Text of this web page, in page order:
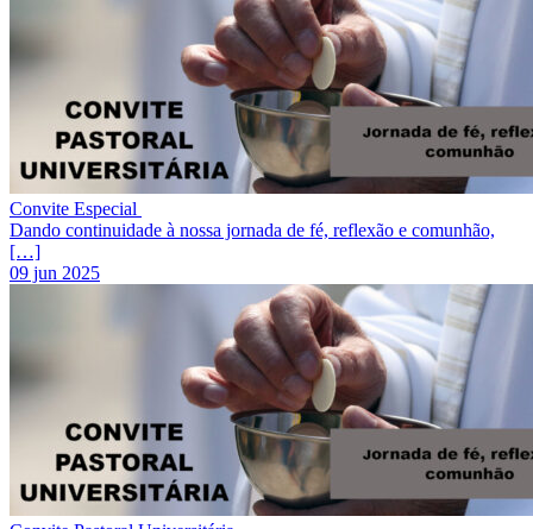
Convite Especial
Dando continuidade à nossa jornada de fé, reflexão e comunhão,
[…]
09 jun 2025